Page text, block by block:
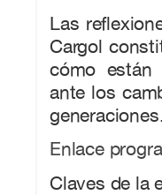
Las
Cargol
cómo están
ante los
generaciones.
Enlace
Claves de la